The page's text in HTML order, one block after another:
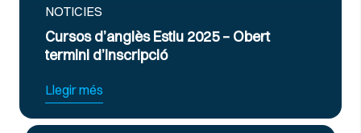
Estiu 2025 – Obert
Curs Intensiu de